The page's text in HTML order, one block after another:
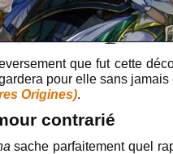
que fut cette
pour elle sans
Origines).
contrarié
sache parfaitement quel